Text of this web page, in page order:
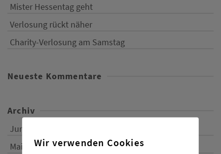
Mister Hessentag geht
Verlosung rückt näher
Charity-Verlosung am Samstag
Neueste Kommentare
Archiv
Juni 2017
Mai 2017Wir verwenden Cookies